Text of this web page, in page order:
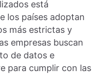
está
los países adoptan
más estrictas y
empresas buscan
de datos e
para cumplir con las